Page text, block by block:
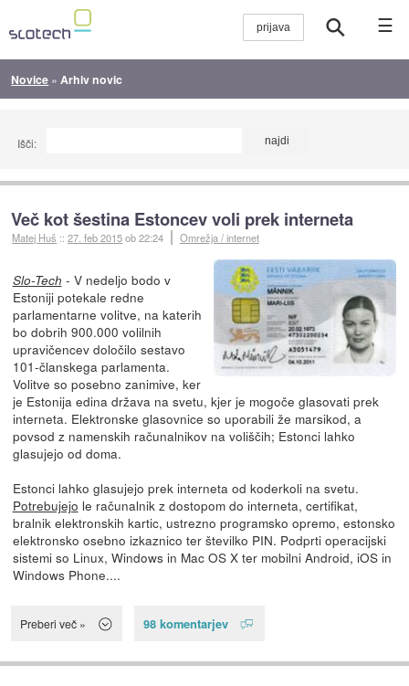
☰
Novice » Arhiv novic
Išči:
Več kot šestina Estoncev voli prek interneta
Matej Huš ::27. feb 2015ob 22:24 Omrežja / internet
Slo-Tech - V nedeljo bodo v
Estoniji potekale redne
parlamentarne volitve, na katerih
bo dobrih 900.000 volilnih
upravičencev določilo sestavo
101-članskega parlamenta.
Volitve so posebno zanimive, ker
je Estonija edina država na svetu, kjer je mogoče glasovati prek
interneta. Elektronske glasovnice so uporabili že marsikod, a
povsod z namenskih računalnikov na voliščih; Estonci lahko
glasujejo od doma.
Estonci lahko glasujejo prek interneta od koderkoli na svetu.
Potrebujejo le računalnik z dostopom do interneta, certifikat,
bralnik elektronskih kartic, ustrezno programsko opremo, estonsko
elektronsko osebno izkaznico ter številko PIN. Podprti operacijski
sistemi so Linux, Windows in Mac OS X ter mobilni Android, iOS in
Windows Phone....
Preberi več » 98 komentarjev